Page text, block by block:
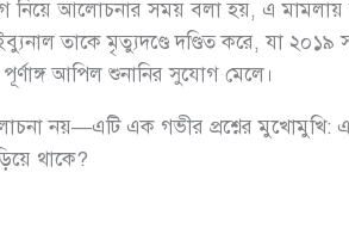
নিয়ে আলোচনার সময় বলা হয়, এ মামলায়
তাকে মৃত্যুদণ্ডে দণ্ডিত করে, যা
আপিল শুনানির সুযোগ মেলে।
নয়—এটি এক গভীর প্রশ্নের মুখোমুখি:
থাকে?